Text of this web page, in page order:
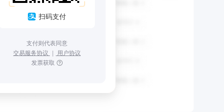
扫码支付
支付则代表同意
交易服务协议 ｜ 用户协议
发票获取